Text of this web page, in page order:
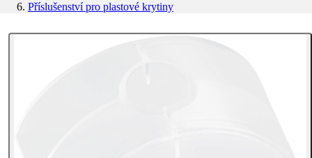
Příslušenství pro plastové krytiny